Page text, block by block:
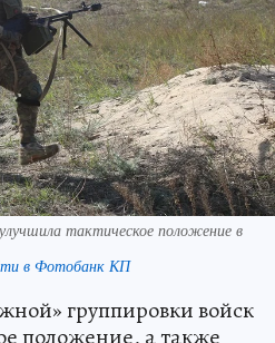
тактическое положение в
в Фотобанк КП
группировки войск